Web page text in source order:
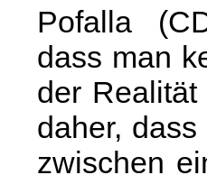
Pofalla
dass man
der
daher,
zwischen